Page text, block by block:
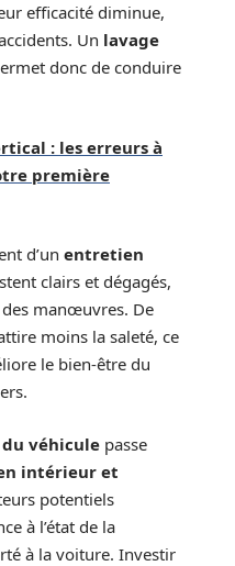
efficacité diminue,
Un lavage
donc de conduire
: les erreurs à
première
d’un entretien
clairs et dégagés,
manœuvres. De
moins la saleté, ce
le bien-être du
véhicule passe
intérieur et
potentiels
à l’état de la
à la voiture. Investir